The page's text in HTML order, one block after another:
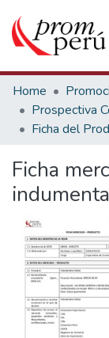
Communities &
All of DSpace
Statistics
Home
Prospectiva
Ficha del
Ficha